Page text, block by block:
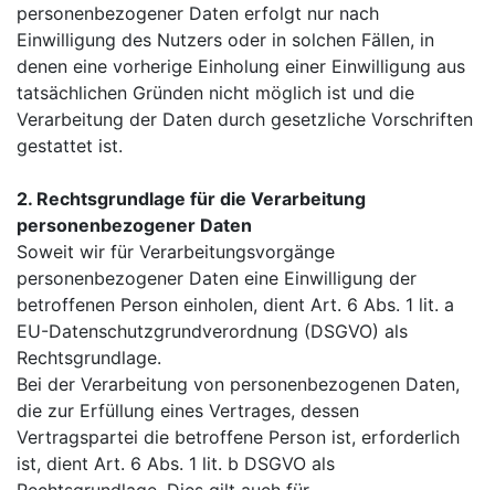
personenbezogener Daten erfolgt nur nach
Einwilligung des Nutzers oder in solchen Fällen, in
denen eine vorherige Einholung einer Einwilligung aus
tatsächlichen Gründen nicht möglich ist und die
Verarbeitung der Daten durch gesetzliche Vorschriften
gestattet ist.
2. Rechtsgrundlage für die Verarbeitung
personenbezogener Daten
Soweit wir für Verarbeitungsvorgänge
personenbezogener Daten eine Einwilligung der
betroffenen Person einholen, dient Art. 6 Abs. 1 lit. a
EU-Datenschutzgrundverordnung (DSGVO) als
Rechtsgrundlage.
Bei der Verarbeitung von personenbezogenen Daten,
die zur Erfüllung eines Vertrages, dessen
Vertragspartei die betroffene Person ist, erforderlich
ist, dient Art. 6 Abs. 1 lit. b DSGVO als